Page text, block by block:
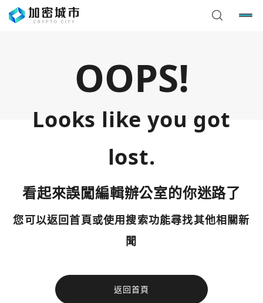
OOPS!
Looks like you got
lost.
看起來誤闖編輯辦公室的你迷路了
您可以返回首頁或使用搜索功能尋找其他相關新
聞
返回首頁
今日熱門
使用以下帳號繼續
您已閒置5分鐘，請點擊關閉按鈕或空白處，即可回到加密
今日熱門